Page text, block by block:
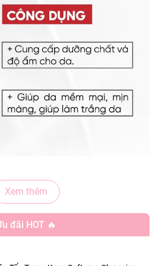
Xem thêm
đãi HOT 🔥